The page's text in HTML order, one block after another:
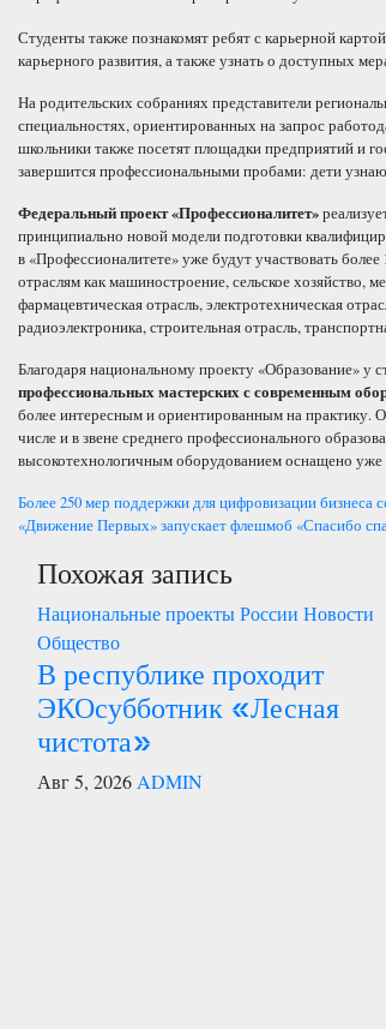
Студенты также познакомят ребят с карьерной картой
карьерного развития, а также узнать о доступных
На родительских собраниях представители
специальностях, ориентированных на запрос
школьники также посетят площадки предприятий и
завершится профессиональными пробами: дети
Федеральный проект «Профессионалитет»
принципиально новой модели подготовки
в «Профессионалитете» уже будут участвовать более
отраслям как машиностроение, сельское хозяйство,
фармацевтическая отрасль, электротехническая
радиоэлектроника, строительная отрасль,
Благодаря национальному проекту «Образование» у
профессиональных мастерскихс современным
более интересным и ориентированным на практику.
числе и в звене среднего профессионального
высокотехнологичным оборудованием оснащено уже
Навигация
по
записям
Более 250 мер поддержки для цифровизации бизнеса
«Движение Первых» запускает флешмоб «Спасибо
Похожая запись
Национальные проекты России Новости
Общество
В республике проходит
ЭКОсубботник «Лесная
чистота»
Авг 5, 2026 ADMIN